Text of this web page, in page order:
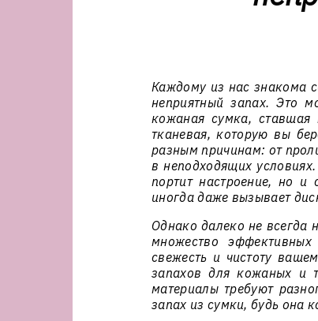
Каждому из нас знакома
неприятный запах. Это
кожаная сумка, ставшая
тканевая, которую вы
разным причинам: от
в неподходящих
портит настроение, но и
иногда даже вызывает
Однако далеко не всегда
множество
свежесть и чистоту
запахов для кожаных и
материалы требуют
запах из сумки, будь она